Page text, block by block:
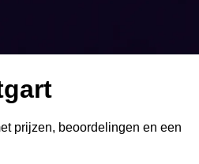
prijzen, beoordelingen en een